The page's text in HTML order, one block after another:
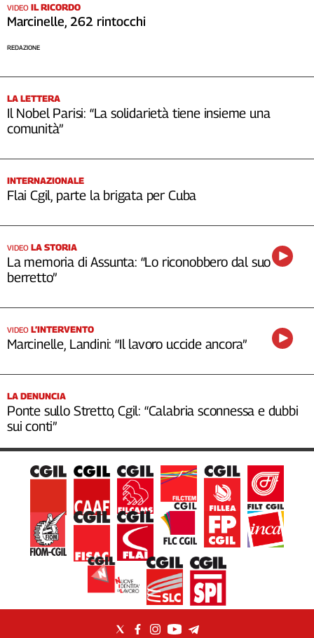
VIDEO IL RICORDO
Marcinelle, 262 rintocchi
REDAZIONE
LA LETTERA
Il Nobel Parisi: “La solidarietà tiene insieme una
comunità”
INTERNAZIONALE
Flai Cgil, parte la brigata per Cuba
VIDEO LA STORIA
La memoria di Assunta: “Lo riconobbero dal suo
berretto”
VIDEO L’INTERVENTO
Marcinelle, Landini: “Il lavoro uccide ancora”
LA DENUNCIA
Ponte sullo Stretto, Cgil: “Calabria sconnessa e dubbi
sui conti”